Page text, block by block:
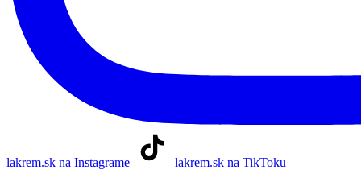
lakrem.sk na Instagrame lakrem.sk na TikToku